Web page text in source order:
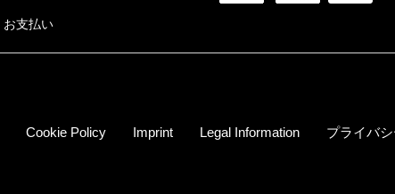
お支払い
Cookie Policy Imprint Legal Information
プライバ